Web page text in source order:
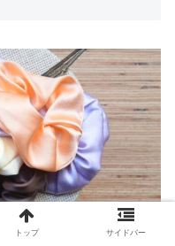
トップ サイドバー